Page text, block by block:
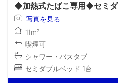
◆加熱式たばこ専用◆セミ
写真を見る
11m²
喫煙可
シャワー・バスタブ
セミダブルベッド 1台